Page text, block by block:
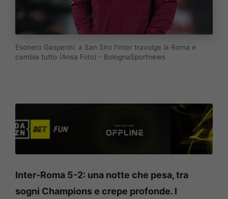
Esonero Gasperini: a San Siro l'Inter travolge la Roma e
cambia tutto (Ansa Foto) - BolognaSportnews
Inter-Roma 5-2: una notte che pesa, tra
sogni Champions e crepe profonde. I